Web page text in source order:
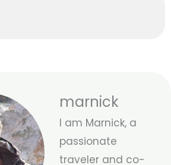
marnick
I am Marnick, a
passionate
traveler and co-